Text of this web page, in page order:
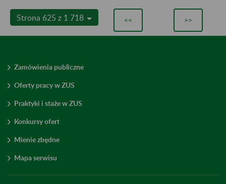
Strona 625 z 1 718 << >>
Zamówienia publiczne
Oferty pracy w ZUS
Praktyki i staże w ZUS
Konkursy ofert
Mienie zbędne
Mapa serwisu